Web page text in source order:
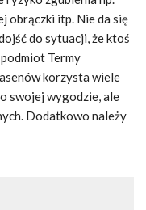
obrączki itp. Nie da się
do sytuacji, że ktoś
Termy
korzysta wiele
swojej wygodzie, ale
Dodatkowo należy